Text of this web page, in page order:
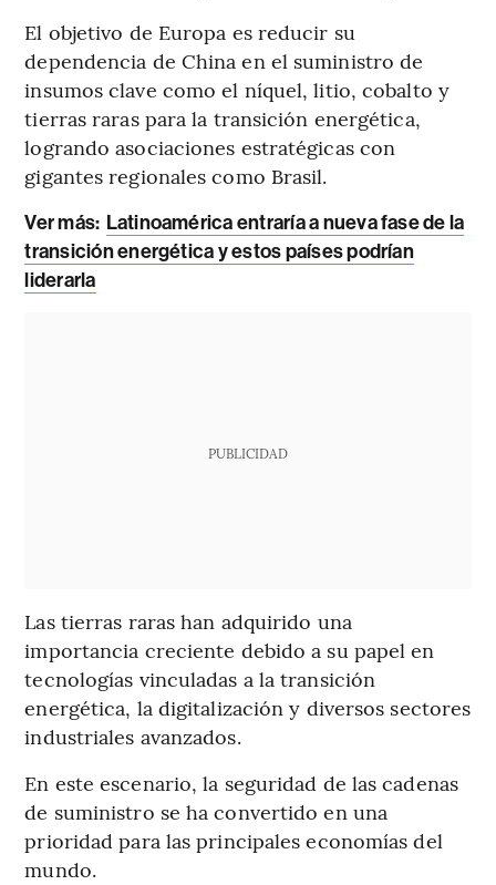
El objetivo de Europa es reducir su
dependencia de China en el suministro de
insumos clave como el níquel, litio, cobalto y
tierras raras para la transición energética,
logrando asociaciones estratégicas con
gigantes regionales como Brasil.
Ver más: Latinoamérica entraría a nueva fase de la
transición energética y estos países podrían
liderarla
PUBLICIDAD
Las tierras raras han adquirido una
importancia creciente debido a su papel en
tecnologías vinculadas a la transición
energética, la digitalización y diversos sectores
industriales avanzados.
En este escenario, la seguridad de las cadenas
de suministro se ha convertido en una
prioridad para las principales economías del
mundo.